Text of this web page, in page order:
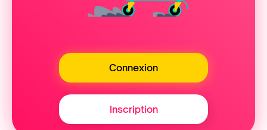
Connexion
Inscription